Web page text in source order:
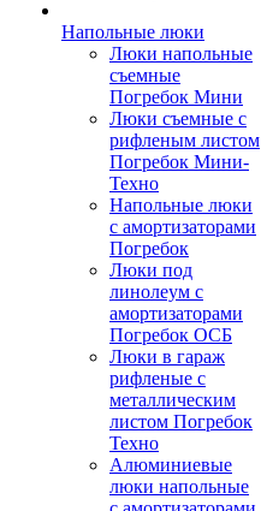
Напольные люки
Люки напольные
съемные
Погребок Мини
Люки съемные с
рифленым листом
Погребок Мини-
Техно
Напольные люки
с амортизаторами
Погребок
Люки под
линолеум с
амортизаторами
Погребок ОСБ
Люки в гараж
рифленые с
металлическим
листом Погребок
Техно
Алюминиевые
люки напольные